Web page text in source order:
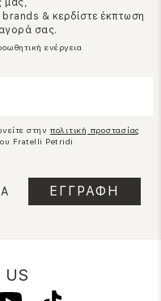
& κερδίστε έκπτωση
σας.
ενέργεια
στην πολιτική προστασίας
Fratelli Petridi
US